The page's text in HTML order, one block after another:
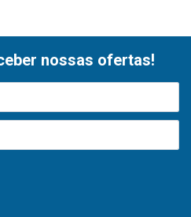
nossas ofertas!